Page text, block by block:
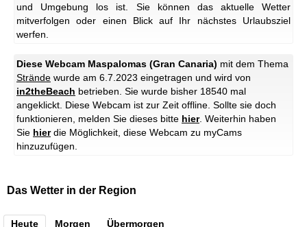
und Umgebung los ist. Sie können das aktuelle Wetter
mitverfolgen oder einen Blick auf Ihr nächstes Urlaubsziel
werfen.
Diese Webcam Maspalomas (Gran Canaria) mit dem Thema
Strände wurde am 6.7.2023 eingetragen und wird von
in2theBeach betrieben. Sie wurde bisher 18540 mal
angeklickt. Diese Webcam ist zur Zeit offline. Sollte sie doch
funktionieren, melden Sie dieses bitte hier. Weiterhin haben
Sie hierdie Möglichkeit, diese Webcam zu myCams
hinzuzufügen.
Das Wetter in der Region
Heute Morgen Übermorgen